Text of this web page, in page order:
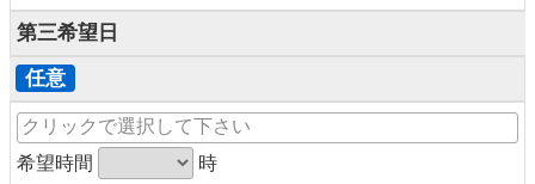
第三希望日
任意
希望時間 時